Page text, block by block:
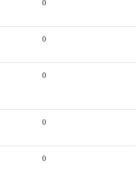
0
0
0
0
0